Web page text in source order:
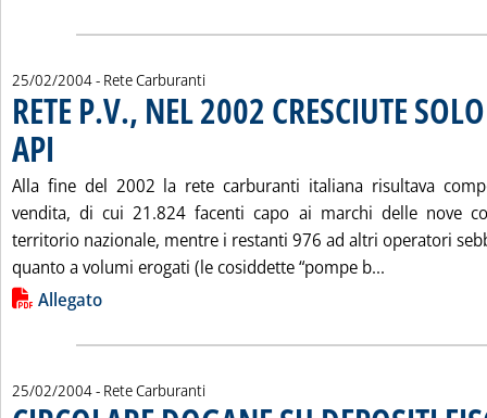
25/02/2004- Rete Carburanti
RETE P.V., NEL 2002 CRESCIUTE
API
Alla fine del 2002 la rete carburanti italiana risultava
vendita, di cui 21.824 facenti capo ai marchi delle nove
territorio nazionale, mentre i restanti 976 ad altri operatori
quanto a volumi erogati (le cosiddette “pompe b...
Lista allegati PDF alla notizia
Allegato
25/02/2004- Rete Carburanti